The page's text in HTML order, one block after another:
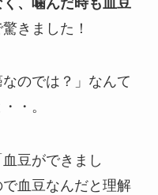
きました！
のでは？」なんて
・。
豆ができまし
血豆なんだと理解